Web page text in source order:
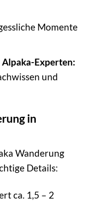
Momente
Experten:
und
in
Wanderung
Details:
ca. 1,5 – 2